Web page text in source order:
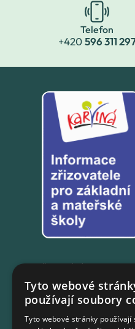
Telefon
+420596 311
+420558 846 032
+420702 167 150
Tyto webové
používají soubory
Tyto webové stránky používají